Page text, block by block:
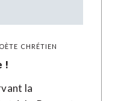
CHRÉTIEN
!
la